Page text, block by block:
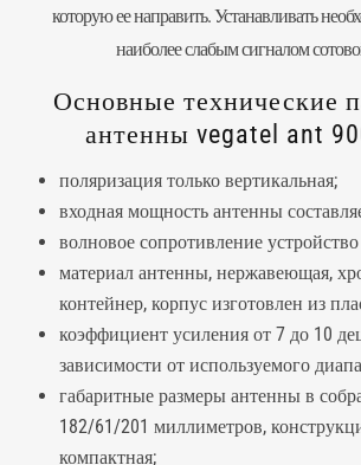
которую ее направить. Устанавливать
наиболее слабым сигналом
Основные технические
антенны vegatel ant
поляризация только вертикальная;
входная мощность антенны
волновое сопротивление
материал антенны, нержавеющая,
контейнер, корпус изготовлен из
коэффициент усиления от 7 до 10
зависимости от используемого
габаритные размеры антенны в
182/61/201 миллиметров,
компактная;